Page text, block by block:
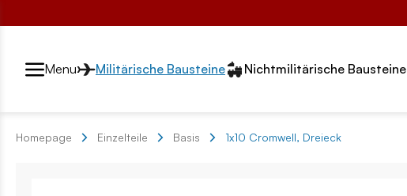
Przełącznik segmentów2
Menu Militärische Bausteine Nichtmilitärische Bausteine
Homepage Einzelteile Basis 1x10 Cromwell, Dreieck